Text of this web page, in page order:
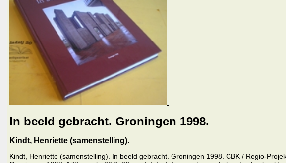
In beeld gebracht. Groningen 1998.
Kindt, Henriette (samenstelling).
Kindt, Henriette (samenstelling). In beeld gebracht. Groningen 1998. CBK / Regio-